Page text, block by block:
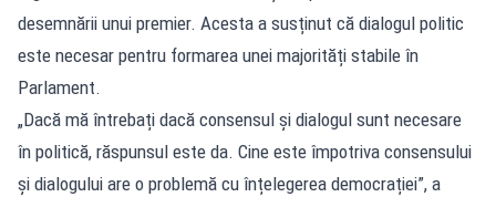
desemnării unui premier. Acesta a susținut că dialogul politic
este necesar pentru formarea unei majorități stabile în
Parlament.
„Dacă mă întrebați dacă consensul și dialogul sunt necesare
în politică, răspunsul este da. Cine este împotriva consensului
și dialogului are o problemă cu înțelegerea democrației”, a